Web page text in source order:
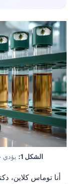
الشكل 1:
يؤدي
أنا توماس كلاين،